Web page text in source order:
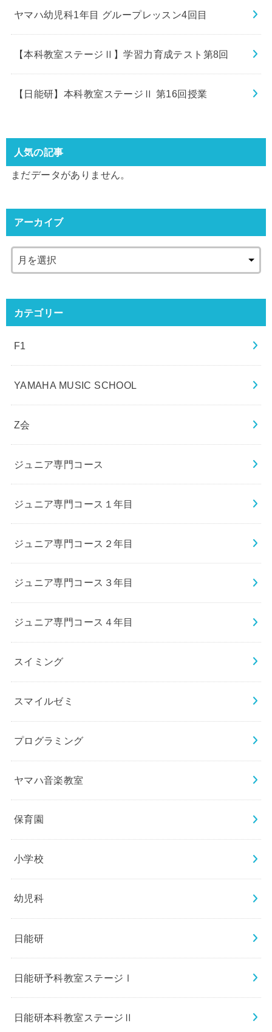
ヤマハ幼児科1年目 グループレッスン4回目
【本科教室ステージⅡ】学習力育成テスト第8回
【日能研】本科教室ステージⅡ 第16回授業
人気の記事
まだデータがありません。
アーカイブ
カテゴリー
F1
YAMAHA MUSIC SCHOOL
Z会
ジュニア専門コース
ジュニア専門コース１年目
ジュニア専門コース２年目
ジュニア専門コース３年目
ジュニア専門コース４年目
スイミング
スマイルゼミ
プログラミング
ヤマハ音楽教室
保育園
小学校
幼児科
日能研
日能研予科教室ステージⅠ
日能研本科教室ステージⅡ